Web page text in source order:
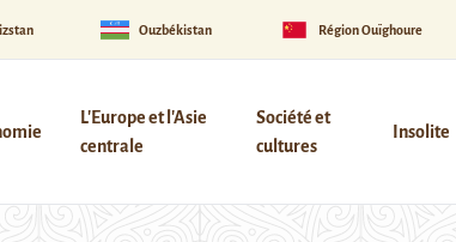
Ouzbékistan Région Ouïghoure
L'Europe et l'Asie
centrale
Société et
cultures
Insolite